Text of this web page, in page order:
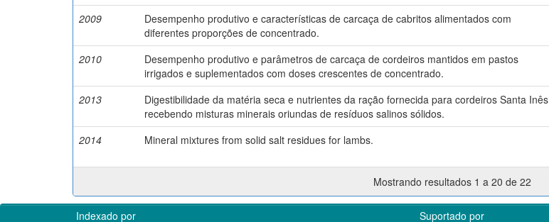
2009
Desempenho produtivo e características de carcaça de cabritos alimentados com
diferentes proporções de concentrado.
2010
Desempenho produtivo e parâmetros de carcaça de cordeiros mantidos em pastos
irrigados e suplementados com doses crescentes de concentrado.
2013
Digestibilidade da matéria seca e nutrientes da ração fornecida para cordeiros Santa Inês
recebendo misturas minerais oriundas de resíduos salinos sólidos.
2014
Mineral mixtures from solid salt residues for lambs.
Mostrando resultados 1 a 20 de 22
Indexado por Suportado por